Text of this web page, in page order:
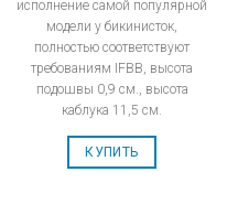
исполнение самой популярной
модели у бикинисток,
полностью соответствуют
требованиям IFBB, высота
подошвы 0,9 см., высота
каблука 11,5 см.
КУПИТЬ